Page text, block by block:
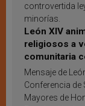
controvertida
minorías.
León XIV
religiosos a
comunitaria
inspiración y
Mensaje de
Conferencia de
Mayores de